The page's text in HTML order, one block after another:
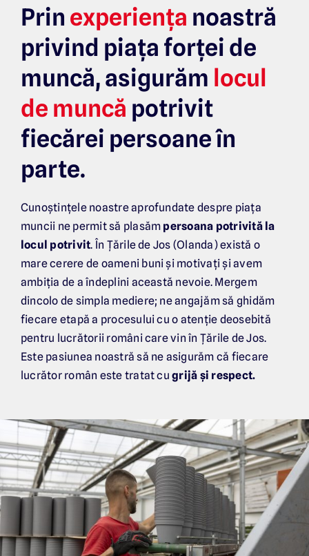
Prin experiența noastră
privind piața forței de
muncă,asigurăm locul
de muncă potrivit
fiecărei persoane în
parte.
Cunoștințele noastre aprofundate despre piața
muncii ne permit să plasăm persoana potrivită la
locul potrivit. În Țările de Jos (Olanda) există o
mare cerere de oameni buni și motivați și avem
ambiția de a îndeplini această nevoie. Mergem
dincolo de simpla mediere; ne angajăm să ghidăm
fiecare etapă a procesului cu o atenție deosebită
pentru lucrătorii români care vin în Țările de Jos.
Este pasiunea noastră să ne asigurăm că fiecare
lucrător român este tratat cugrijă și respect.